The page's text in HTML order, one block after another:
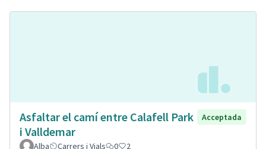
Asfaltar el camí entre Calafell Park
i Valldemar
Acceptada
Alba Carrers i Vials 0 2